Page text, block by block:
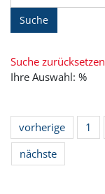
Suche
Suche zurücksetzen
Ihre Auswahl: %
vorherige 1
nächste